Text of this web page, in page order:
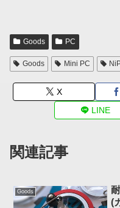
Goods PC
Goods Mini PC
X
LINE
関連記事
Goods
(